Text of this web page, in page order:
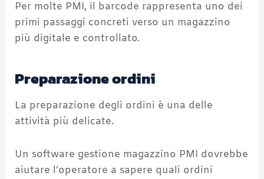
Per molte PMI, il barcode rappresenta uno dei
primi passaggi concreti verso un magazzino
più digitale e controllato.
Preparazione ordini
La preparazione degli ordini è una delle
attività più delicate.
Un software gestione magazzino PMI dovrebbe
aiutare l’operatore a sapere quali ordini